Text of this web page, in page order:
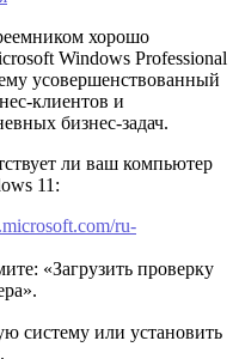
хорошо
Windows Professional
усовершенствованный
клиентов и
бизнес-задач.
ли ваш компьютер
11:
ru-
«Загрузить проверку
систему или установить